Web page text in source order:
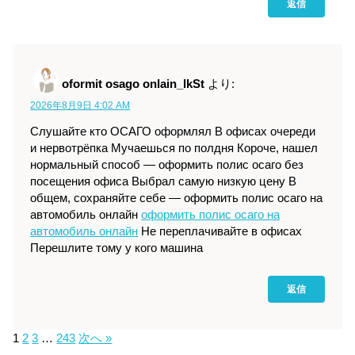
返信
oformit osago onlain_lkSt より:
2026年8月9日 4:02 AM
Слушайте кто ОСАГО оформлял В офисах очереди
и нервотрёпка Мучаешься по полдня Короче, нашел
нормальный способ — оформить полис осаго без
посещения офиса Выбрал самую низкую цену В
общем, сохраняйте себе — оформить полис осаго на
автомобиль онлайноформить полис осаго на
автомобиль онлайн Не переплачивайте в офисах
Перешлите тому у кого машина
返信
1 2 3 … 243 次へ »